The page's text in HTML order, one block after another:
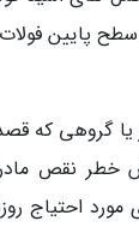
سطح پایین
یا گروهی که
خطر نقص